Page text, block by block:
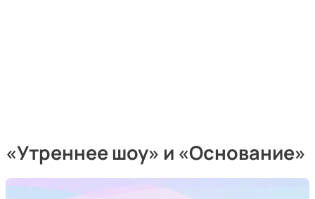
«Утреннее шоу» и «Основание»